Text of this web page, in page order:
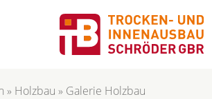
» Holzbau » Galerie Holzbau